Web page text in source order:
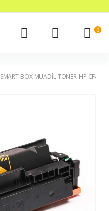
0
SMART BOX MUADIL TONER-HP